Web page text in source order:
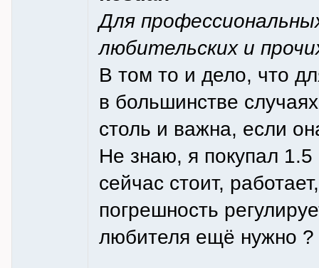
Для
любительских и
В том то и дело, что
в большинстве
столь и важна, если
Не знаю, я покупал 1.5
сейчас стоит,
погрешность
любителя ещё нужно ?